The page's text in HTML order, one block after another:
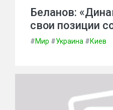
Беланов:
свои позиции
#Мир #Украина #Киев